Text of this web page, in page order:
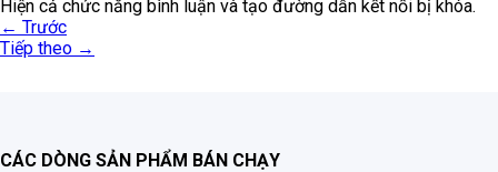
Hiện cả chức năng bình luận và tạo đường dẫn kết nối bị khóa.
← Trước
Tiếp theo →
CÁC DÒNG SẢN PHẨM BÁN CHẠY